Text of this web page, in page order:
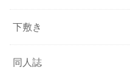
下敷き
同人誌